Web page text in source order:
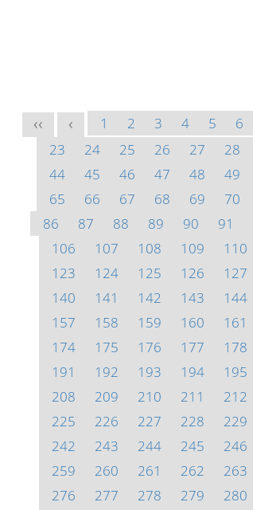
<< < 1 2 3 4 5 6
23
24 25 26 27 28
44
45 46 47 48 49
65
66 67 68 69 70
86
87 88 89 90 91
106
107 108 109 110
123
124 125 126 127
140
141 142 143 144
157
158 159 160 161
174
175 176 177 178
191
192 193 194 195
208
209 210 211 212
225
226 227 228 229
242
243 244 245 246
259
260 261 262 263
276
277 278 279 280